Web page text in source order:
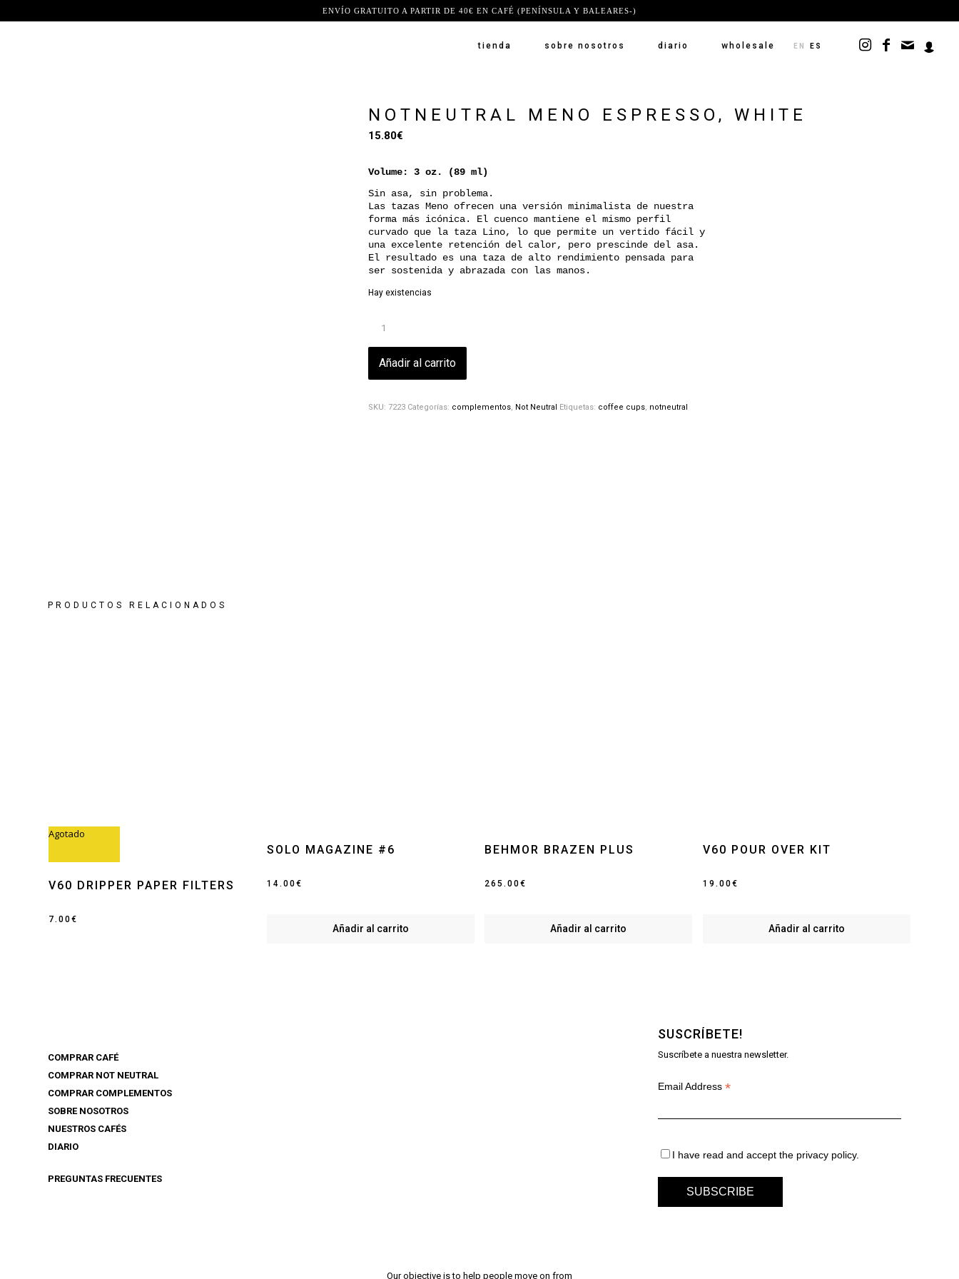
ENVÍO GRATUITO A PARTIR DE 40€ EN CAFÉ (PENÍNSULA Y BALEARES-)
tienda sobre nosotros diario wholesale EN ES
NOTNEUTRAL MENO ESPRESSO, WHITE
15.80€
Volume: 3 oz. (89 ml)
Sin asa, sin problema.
Las tazas Meno ofrecen una versión minimalista de nuestra
forma más icónica. El cuenco mantiene el mismo perfil
curvado que la taza Lino, lo que permite un vertido fácil y
una excelente retención del calor, pero prescinde del asa.
El resultado es una taza de alto rendimiento pensada para
ser sostenida y abrazada con las manos.
Hay existencias
Añadir al carrito
SKU:7223 Categorías: complementos, Not Neutral Etiquetas: coffee cups, notneutral
PRODUCTOS RELACIONADOS
Agotado
V60 DRIPPER PAPER FILTERS
7.00€
SOLO MAGAZINE #6
14.00€
Añadir al carrito
BEHMOR BRAZEN PLUS
265.00€
Añadir al carrito
V60 POUR OVER KIT
19.00€
Añadir al carrito
COMPRAR CAFÉ
COMPRAR NOT NEUTRAL
COMPRAR COMPLEMENTOS
SOBRE NOSOTROS
NUESTROS CAFÉS
DIARIO
PREGUNTAS FRECUENTES
Our objective is to help people move on from
SUSCRÍBETE!
Suscríbete a nuestra newsletter.
Email Address*
I have read and accept the privacy policy.